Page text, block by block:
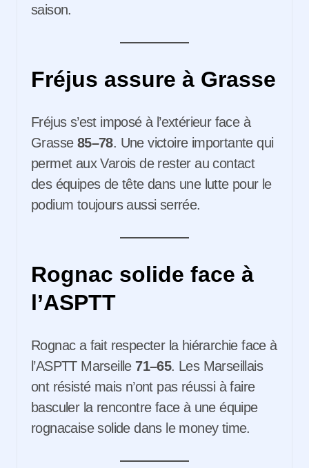
saison.
Fréjus assure à Grasse
Fréjus s’est imposé à l’extérieur face à
Grasse 85–78. Une victoire importante qui
permet aux Varois de rester au contact
des équipes de tête dans une lutte pour le
podium toujours aussi serrée.
Rognac solide face à
l’ASPTT
Rognac a fait respecter la hiérarchie face à
l’ASPTT Marseille71–65. Les Marseillais
ont résisté mais n’ont pas réussi à faire
basculer la rencontre face à une équipe
rognacaise solide dans le money time.